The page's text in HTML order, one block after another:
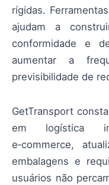
rígidas.
ajudam a
conformidade e
aumentar a
previsibilidade de
GetTransport
em logística
e‑commerce,
embalagens e
usuários não